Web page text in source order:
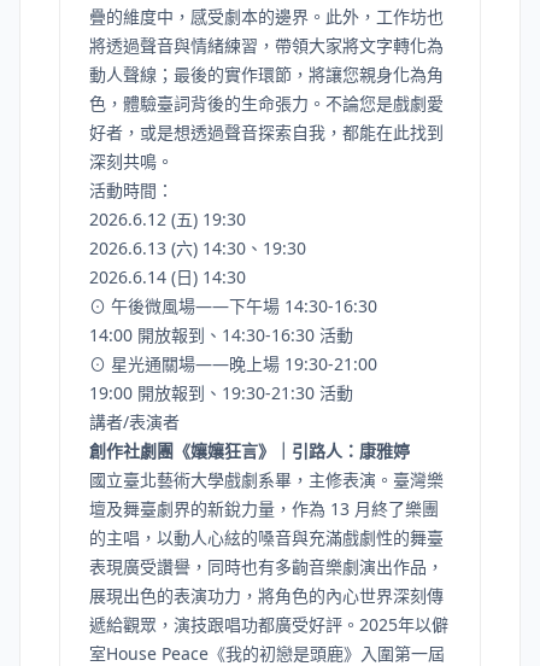
疊的維度中，感受劇本的邊界。此外，工作坊也
將透過聲音與情緒練習，帶領大家將文字轉化為
動人聲線；最後的實作環節，將讓您親身化為角
色，體驗臺詞背後的生命張力。不論您是戲劇愛
好者，或是想透過聲音探索自我，都能在此找到
深刻共鳴。
活動時間：
2026.6.12 (五) 19:30
2026.6.13 (六) 14:30、19:30
2026.6.14 (日) 14:30
⊙ 午後微風場——下午場 14:30-16:30
14:00 開放報到、14:30-16:30 活動
⊙ 星光通關場——晚上場 19:30-21:00
19:00 開放報到、19:30-21:30 活動
講者/表演者
創作社劇團《孃孃狂言》｜引路人：康雅婷
國立臺北藝術大學戲劇系畢，主修表演。臺灣樂
壇及舞臺劇界的新銳力量，作為 13 月終了樂團
的主唱，以動人心絃的嗓音與充滿戲劇性的舞臺
表現廣受讚譽，同時也有多齣音樂劇演出作品，
展現出色的表演功力，將角色的內心世界深刻傳
遞給觀眾，演技跟唱功都廣受好評。2025年以僻
室House Peace《我的初戀是頭鹿》入圍第一屆